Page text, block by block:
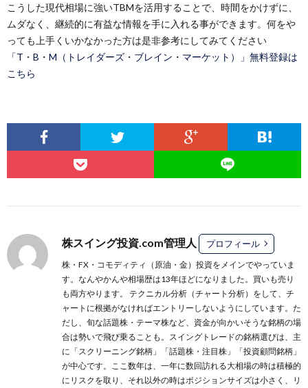
こうした現代相場に強いTBMを活用することで、時間をかけずに、
ムダなく、継続的に有益な情報を手に入れる事ができます。何をや
っても上手くいかなかった方は是非参考にしてみてください
「T・B・M（トレイダーズ・ブレイン・マーケット）」無料登録は
こちら
株スイング投資.com管理人 プロフィール
株・FX・コモディティ（原油・金）投資をメインでやっていま
す。なんやかんや相場歴は13年ほどになりました。買いも売り
も両方やります。 テクニカル分析（チャート分析）をして、チ
ャートに根拠がなければエントリーしないようにしています。た
だし、旬な話題株・テーマ株など、資金が向かいそうな銘柄の場
合は勢いで飛び乗ることも。スイングトレードの銘柄選びは、主
に 「スクリーニング銘柄」 「話題株・注目株」
「投資顧問銘柄」
が中心です。ここ数年は、一年に数回訪れる大相場の時は積極的
にリスクを取り、それ以外の時はポジションサイズは小さく、リ